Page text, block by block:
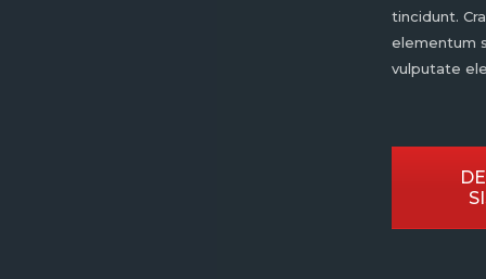
tincidunt.
elementum
vulputate